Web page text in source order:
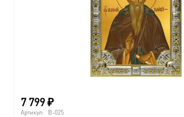
7 799₽
Артикул: B-025